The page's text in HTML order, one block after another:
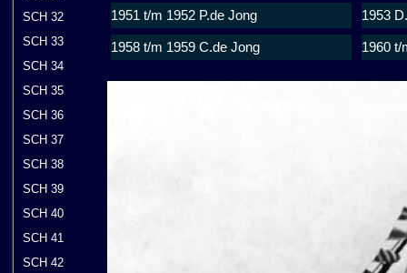
SCH 32
SCH 33
SCH 34
SCH 35
SCH 36
SCH 37
SCH 38
SCH 39
SCH 40
SCH 41
SCH 42
1951 t/m 1952 P.de Jong 1953
1958 t/m 1959 C.de Jong 1960 t/